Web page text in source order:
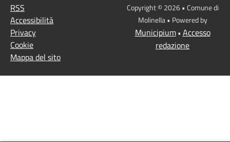
RSS
Accessibilità
Privacy
Cookie
Mappa del sito
Copyright © 2026 • Comune di
Molinella • Powered by
Municipium• Accesso
redazione